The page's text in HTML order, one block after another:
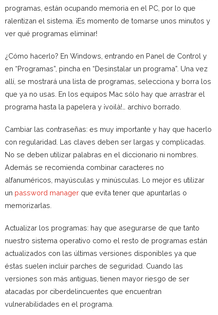
programas, están ocupando memoria en el PC, por lo que
ralentizan el sistema. ¡Es momento de tomarse unos minutos y
ver qué programas eliminar!
¿Cómo hacerlo? En Windows, entrando en Panel de Control y
en “Programas”, pincha en “Desinstalar un programa”. Una vez
allí, se mostrará una lista de programas, selecciona y borra los
que ya no usas. En los equipos Mac sólo hay que arrastrar el
programa hasta la papelera y ¡voilà!… archivo borrado.
Cambiar las contraseñas: es muy importante y hay que hacerlo
con regularidad. Las claves deben ser largas y complicadas.
No se deben utilizar palabras en el diccionario ni nombres.
Además se recomienda combinar caracteres no
alfanuméricos, mayúsculas y minúsculas. Lo mejor es utilizar
un password manager que evita tener que apuntarlas o
memorizarlas.
Actualizar los programas: hay que asegurarse de que tanto
nuestro sistema operativo como el resto de programas están
actualizados con las últimas versiones disponibles ya que
éstas suelen incluir parches de seguridad. Cuando las
versiones son más antiguas, tienen mayor riesgo de ser
atacadas por ciberdelincuentes que encuentran
vulnerabilidades en el programa.